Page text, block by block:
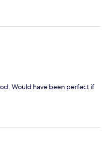
Would have been perfect if